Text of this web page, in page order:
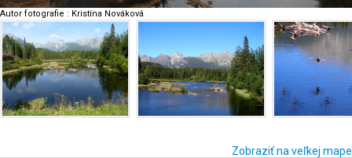
Autor fotografie : Kristína Nováková
Zobraziť na veľkej mape